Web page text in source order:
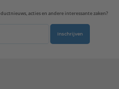
acties en andere interessante zaken?
Inschrijven